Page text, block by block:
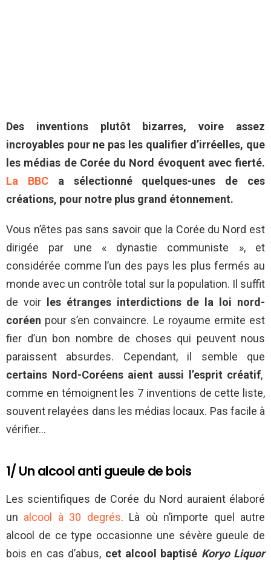
Des inventions plutôt bizarres, voire assez
incroyables pour ne pas les qualifier d’irréelles, que
les médias de Corée du Nord évoquent avec fierté.
La BBCa sélectionné quelques-unes de ces
créations, pour notre plus grand étonnement.
Vous n’êtes pas sans savoir que la Corée du Nord est
dirigée par une « dynastie communiste », et
considérée comme l’un des pays les plus fermés au
monde avec un contrôle total sur la population. Il suffit
de voirles étranges interdictions de la loi nord-
coréen pour s’en convaincre. Le royaume ermite est
fier d’un bon nombre de choses qui peuvent nous
paraissent absurdes. Cependant, il semble que
certains Nord-Coréens aient aussi l’esprit créatif,
comme en témoignent les 7 inventions de cette liste,
souvent relayées dans les médias locaux. Pas facile à
vérifier…
1/ Un alcool anti gueule de bois
Les scientifiques de Corée du Nord auraient élaboré
un alcool à 30 degrés. Là où n’importe quel autre
alcool de ce type occasionne une sévère gueule de
bois en cas d’abus, cet alcool baptisé Koryo Liquor